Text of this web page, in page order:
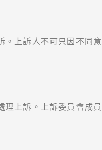
上訴人不可只因不同
上訴。上訴委員會成